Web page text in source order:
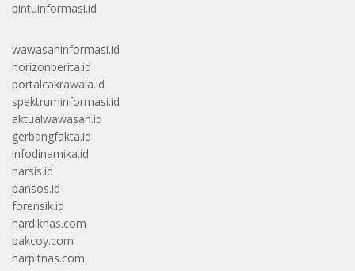
pintuinformasi.id
wawasaninformasi.id
horizonberita.id
portalcakrawala.id
spektruminformasi.id
aktualwawasan.id
gerbangfakta.id
infodinamika.id
narsis.id
pansos.id
forensik.id
hardiknas.com
pakcoy.com
harpitnas.com